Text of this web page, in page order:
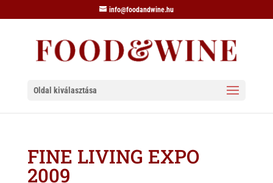
info@foodandwine.hu
Oldal kiválasztása
FINE LIVING EXPO
2009